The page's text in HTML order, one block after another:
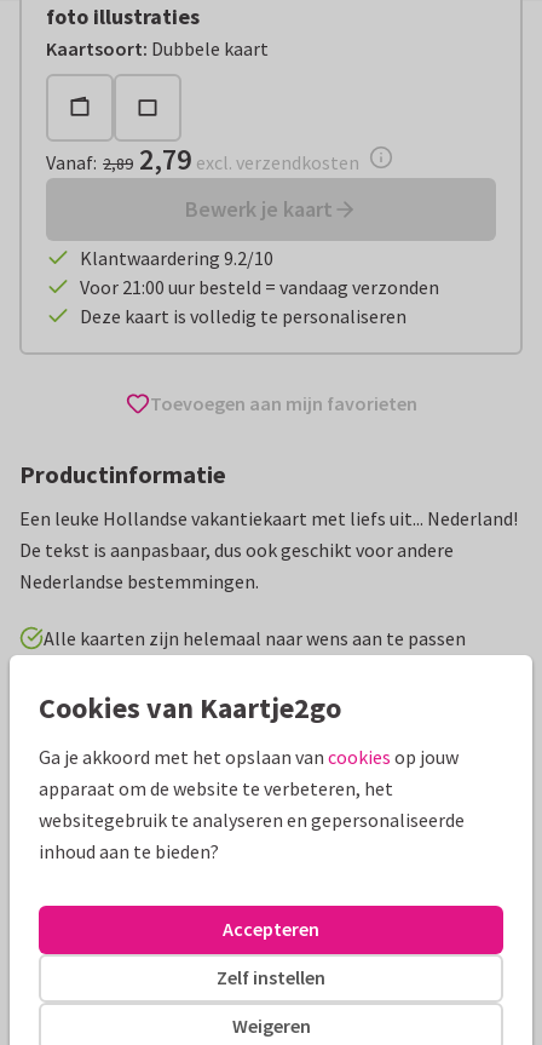
foto illustraties
Kaartsoort: Dubbele kaart
Vanaf:€ 2,79 excl. verzendkosten
Vanaf: 2,89 2,79 excl. verzendkosten
Bewerk je kaart
Klantwaardering 9.2/10
Voor 21:00 uur besteld = vandaag verzonden
Deze kaart is volledig te personaliseren
Toevoegen aan mijn favorieten
Productinformatie
Een leuke Hollandse vakantiekaart met liefs uit... Nederland!
De tekst is aanpasbaar, dus ook geschikt voor andere
Nederlandse bestemmingen.
Alle kaarten zijn helemaal naar wens aan te passen
Vakantiekaarten Paperhugs - by Lidy
Specificaties bij deze kaart
Papiersoort: Kies uit 6 luxe papiersoorten
Adres: Achterop de kaart
Formaten
Cookies van Kaartje2go
Ga je akkoord met het opslaan van cookies op jouw
apparaat om de website te verbeteren, het
websitegebruik te analyseren en gepersonaliseerde
inhoud aan te bieden?
Weigeren
Zelf instellen
Accepteren